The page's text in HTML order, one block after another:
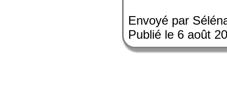
Envoyé par
Publié le 6 août